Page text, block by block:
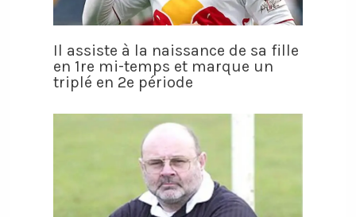
Il assiste à la naissance de sa fille
en 1re mi-temps et marque un
triplé en 2e période